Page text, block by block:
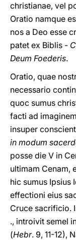
christianae, vel
Oratio namque
nos a Deo esse
patet ex Biblis -
Deum Foederis.
Oratio, quae
necessario
quoc sumus
facti ad
insuper
in modum
posse die V in
ultimam Cenam,
hic sumus Ipsius
effectioni eius
Cruce sacrificio.
., introivit semel
(Hebr. 9, 11-12),